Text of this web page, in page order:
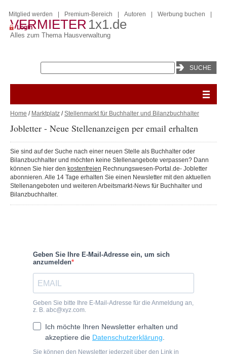
VERMIETER 1x1.de
Alles zum Thema Hausverwaltung
Mitglied werden Premium-Bereich Autoren Werbung buchen
Login
Home / Marktplatz /Stellenmarkt für Buchhalter und Bilanzbuchhalter
Jobletter - Neue Stellenanzeigen per email erhalten
Sie sind auf der Suche nach einer neuen Stelle als Buchhalter oder
Bilanzbuchhalter und möchten keine Stellenangebote verpassen? Dann
können Sie hier den kostenfreien Rechnungswesen-Portal.de- Jobletter
abonnieren. Alle 14 Tage erhalten Sie einen Newsletter mit den aktuellen
Stellenangeboten und weiteren Arbeitsmarkt-News für Buchhalter und
Bilanzbuchhalter.